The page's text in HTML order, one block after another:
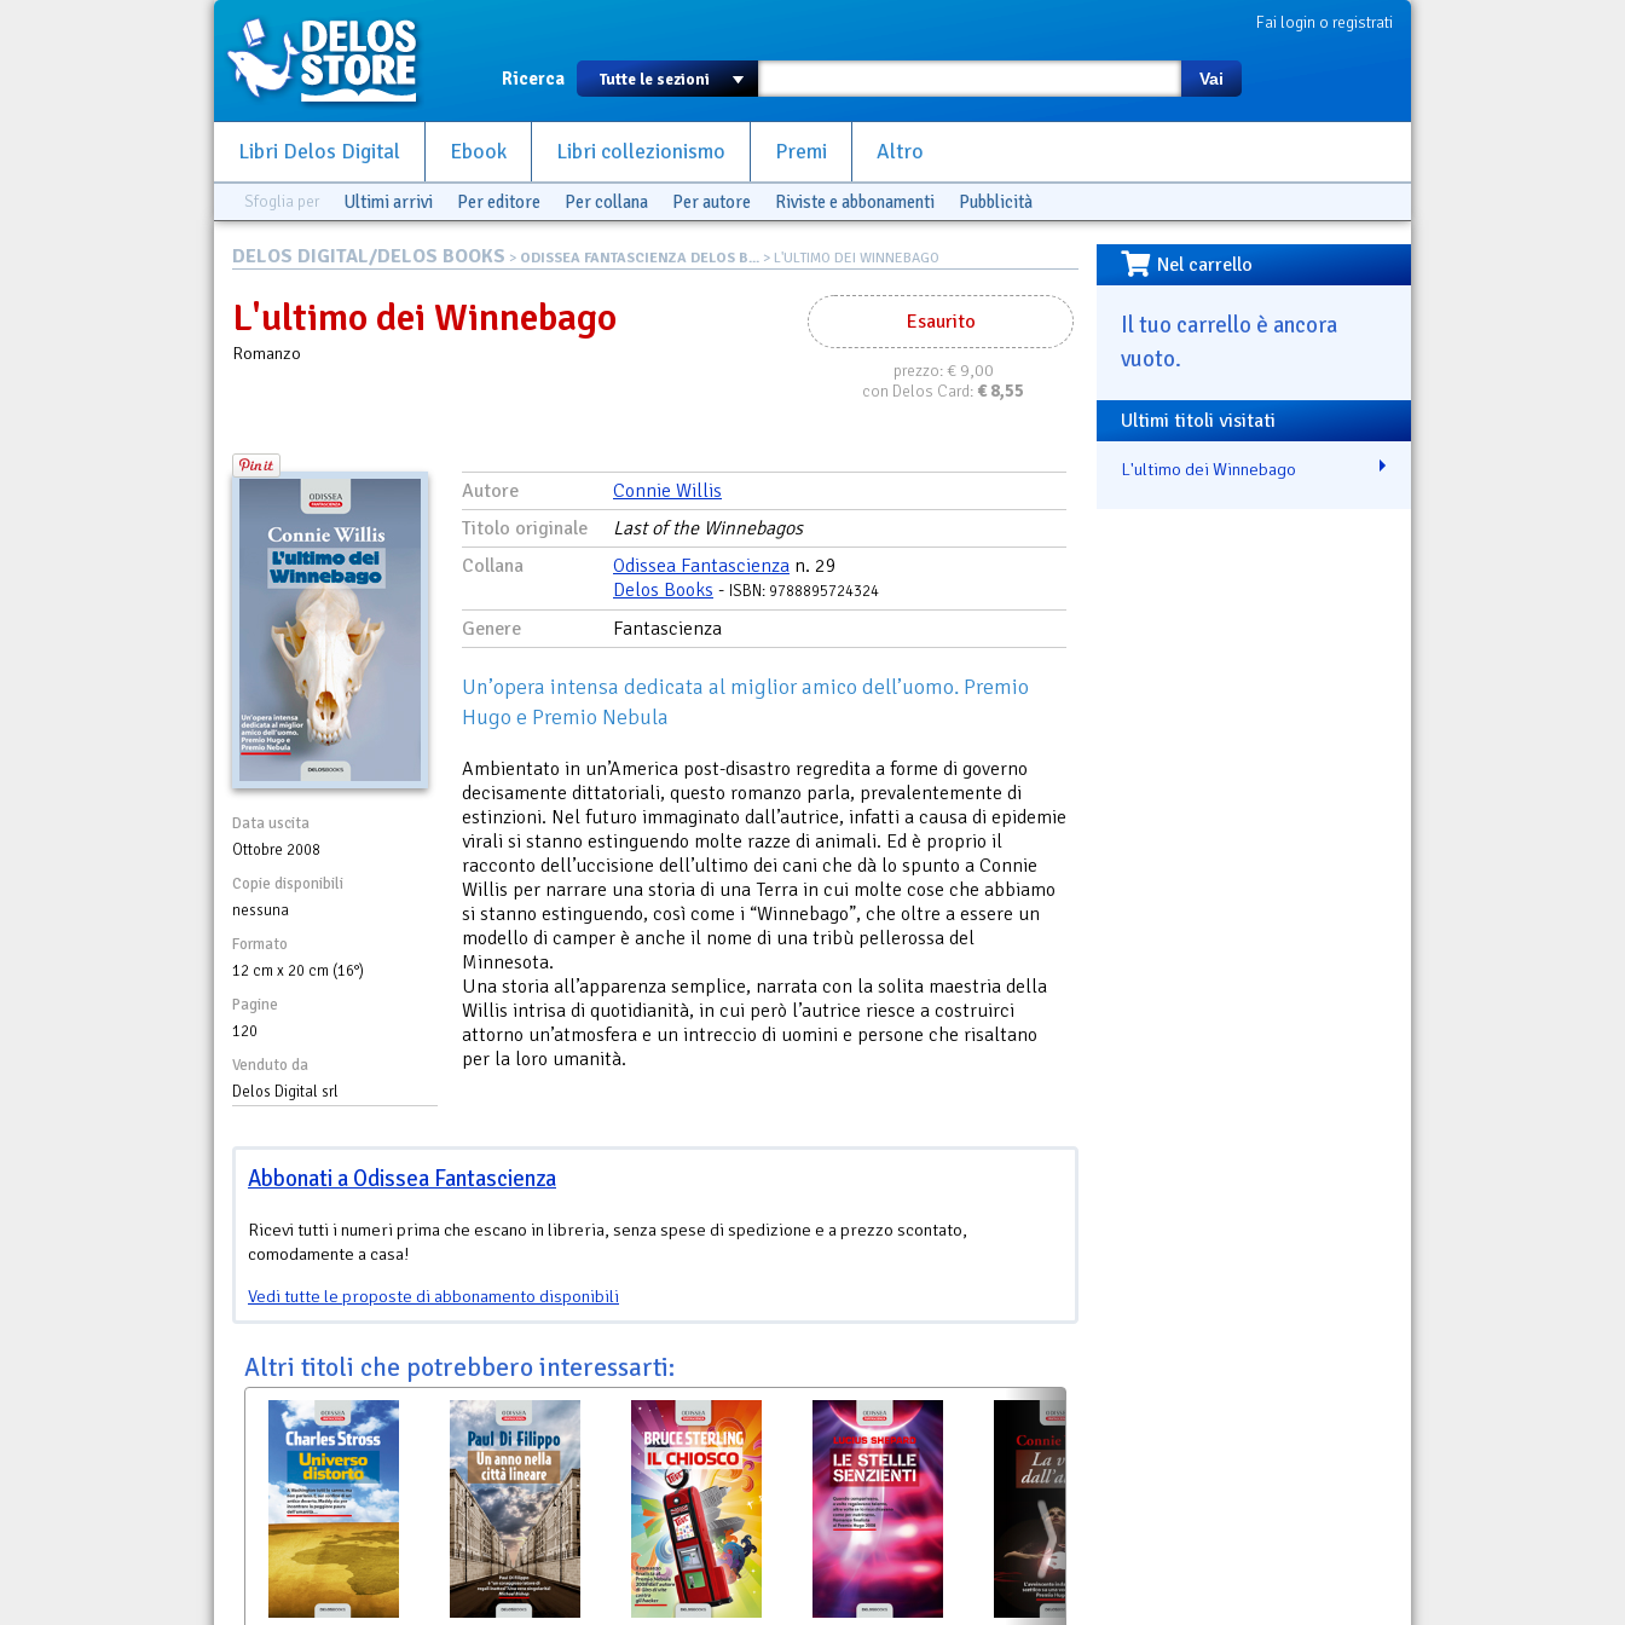
Fai login o registrati
Ricerca Vai
Libri Delos Digital Ebook Libri collezionismo Premi Altro
Sfoglia per Ultimi arrivi Per editore Per collana Per autore Riviste e abbonamenti Pubblicità
DELOS DIGITAL/DELOS BOOKS > ODISSEA FANTASCIENZA DELOS B... > L'ULTIMO DEI WINNEBAGO
Esaurito
prezzo:€ 9,00
con Delos Card: € 8,55
L'ultimo dei Winnebago
Romanzo
Data uscita
Ottobre 2008
Copie disponibili
nessuna
Formato
12 cm x 20 cm (16°)
Pagine
120
Venduto da
Delos Digital srl
Autore
Connie Willis
Titolo originale
Last of the Winnebagos
Collana
Odissea Fantascienza n. 29
Delos Books - ISBN: 9788895724324
Genere Fantascienza
Un’opera intensa dedicata al miglior amico dell’uomo. Premio
Hugo e Premio Nebula
Ambientato in un’America post-disastro regredita a forme di governo
decisamente dittatoriali, questo romanzo parla, prevalentemente di
estinzioni. Nel futuro immaginato dall’autrice, infatti a causa di epidemie
virali si stanno estinguendo molte razze di animali. Ed è proprio il
racconto dell’uccisione dell’ultimo dei cani che dà lo spunto a Connie
Willis per narrare una storia di una Terra in cui molte cose che abbiamo
si stanno estinguendo, così come i “Winnebago”, che oltre a essere un
modello di camper è anche il nome di una tribù pellerossa del
Minnesota.
Una storia all’apparenza semplice, narrata con la solita maestria della
Willis intrisa di quotidianità, in cui però l’autrice riesce a costruirci
attorno un’atmosfera e un intreccio di uomini e persone che risaltano
per la loro umanità.
Abbonati a Odissea Fantascienza
Ricevi tutti i numeri prima che escano in libreria, senza spese di spedizione e a prezzo scontato,
comodamente a casa!
Vedi tutte le proposte di abbonamento disponibili
Altri titoli che potrebbero interessarti:
Nel carrello
Il tuo carrello è ancora
vuoto.
Ultimi titoli visitati
L'ultimo dei Winnebago